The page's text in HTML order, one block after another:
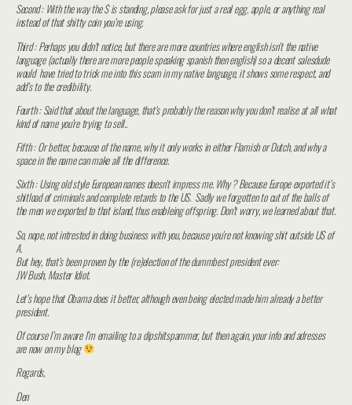
Second : With the way the $ is standing, please ask for just a real egg, apple, or anything real
instead of that shitty coin you’re using.
Third : Perhaps you didn’t notice, but there are more countries where english isn’t the native
language (actually there are more people speaking spanish then english) so a decent salesdude
would have tried to trick me into this scam in my native language, it shows some respect, and
add’s to the credibility.
Fourth : Said that about the language, that’s probably the reason why you don’t realise at all what
kind of name you’re trying to sell..
Fifth : Or better, because of the name, why it only works in either Flamish or Dutch, and why a
space in the name can make all the difference.
Sixth : Using old style European names doesn’t impress me. Why ? Because Europe exported it’s
shitload of criminals and complete retards to the US. Sadly we forgotten to cut of the balls of
the men we exported to that island, thus enableing offspring. Don’t worry, we learned about that.
So, nope, not intrested in doing business with you, because you’re not knowing shit outside US of
A.
But hey, that’s been proven by the (re)election of the dummbest president ever:
JW Bush, Master Idiot.
Let’s hope that Obama does it better, although even being elected made him already a better
president.
Of course I’m aware I’m emailing to a dipshitspammer, but then again, your info and adresses
are now on my blog
Regards,
Den